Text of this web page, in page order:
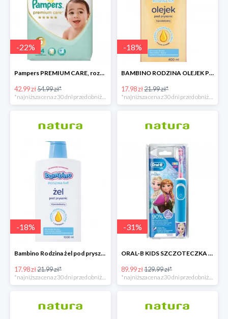
-22%
Pampers PREMIUM CARE, rozmiar 5, 44 pieluszki, 11kg-16kg
42.99 zł54.99 zł*
*najniższa cena z 30 dni przed obniżką
-18%
BAMBINO RODZINA OLEJEK POD PRYSZNIC 400 ML
17.98 zł21.99 zł*
*najniższa cena z 30 dni przed obniżką
-18%
Bambino Rodzina żel pod prysznic 1000 ml
17.98 zł21.99 zł*
-31%
ORAL-B KIDS SZCZOTECZKA ELEKTRYCZNA KRAINA LODU
89.99 zł129.99 zł*